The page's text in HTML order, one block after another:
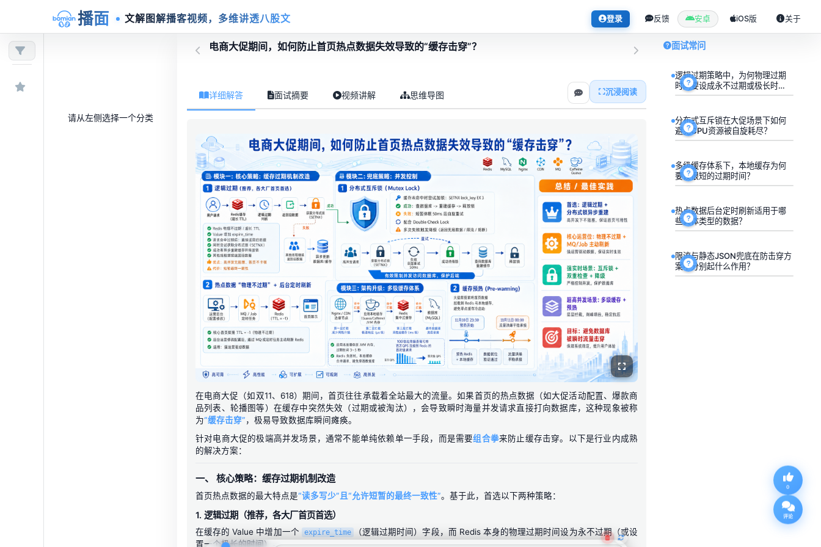
播面 文解图解播客视频，多维讲透八股文 登录 反馈 安卓 iOS版 关于
0
评论
请从左侧选择一个分类
电商大促期间，如何防止首页热点数据失效导致的“缓存击穿”？
详细解答 面试摘要 视频讲解 思维导图 沉浸阅读
在电商大促（如双11、618）期间，首页往往承载着全站最大的流量。如果首页的热点数据（如大促活动配置、爆款商
品列表、轮播图等）在缓存中突然失效（过期或被淘汰），会导致瞬时海量并发请求直接打向数据库，这种现象被称
为“缓存击穿”，极易导致数据库瞬间瘫痪。
针对电商大促的极端高并发场景，通常不能单纯依赖单一手段，而是需要组合拳来防止缓存击穿。以下是行业内成熟
的解决方案：
一、 核心策略：缓存过期机制改造
首页热点数据的最大特点是“读多写少”且“允许短暂的最终一致性”。基于此，首选以下两种策略：
1. 逻辑过期（推荐，各大厂首页首选）
在缓存的 Value 中增加一个 expire_time
（逻辑过期时间）字段，而 Redis 本身的物理过期时间设为永不过期（或设
置一个极长的时间）。
面试常问
逻辑过期策略中，为何物理过期
时间要设成永不过期或极长时
间？
分布式互斥锁在大促场景下如何
避免CPU资源被自旋耗尽？
多级缓存体系下，本地缓存为何
要设很短的过期时间？
热点数据后台定时刷新适用于哪
些具体类型的数据？
限流与静态JSON兜底在防击穿方
案中分别起什么作用？